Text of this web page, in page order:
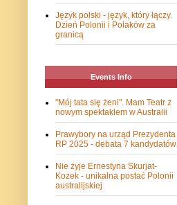
Język polski - język, który łączy.
Dzień Polonii i Polaków za
granicą
Events Info
"Mój tata się żeni". Mam Teatr z
nowym spektaklem w Australii
Prawybory na urząd Prezydenta
RP 2025 - debata 7 kandydatów
Nie żyje Ernestyna Skurjat-
Kozek - unikalna postać Polonii
australijskiej